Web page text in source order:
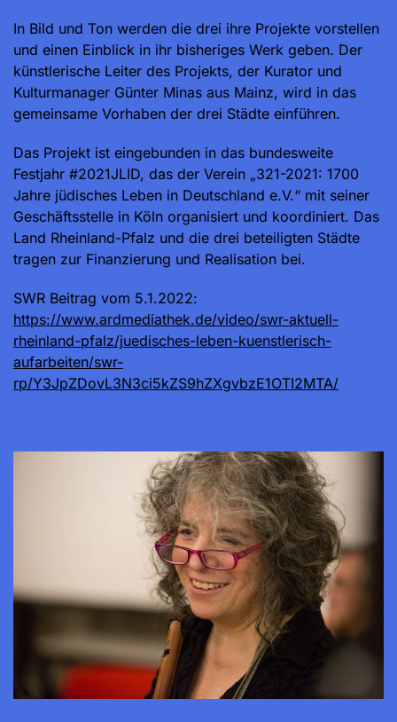
In Bild und Ton werden die drei ihre Projekte vorstellen
und einen Einblick in ihr bisheriges Werk geben. Der
künstlerische Leiter des Projekts, der Kurator und
Kulturmanager Günter Minas aus Mainz, wird in das
gemeinsame Vorhaben der drei Städte einführen.
Das Projekt ist eingebunden in das bundesweite
Festjahr #2021JLID, das der Verein „321-2021: 1700
Jahre jüdisches Leben in Deutschland e.V.“ mit seiner
Geschäftsstelle in Köln organisiert und koordiniert. Das
Land Rheinland-Pfalz und die drei beteiligten Städte
tragen zur Finanzierung und Realisation bei.
SWR Beitrag vom 5.1.2022:
https://www.ardmediathek.de/video/swr-aktuell-
rheinland-pfalz/juedisches-leben-kuenstlerisch-
aufarbeiten/swr-
rp/Y3JpZDovL3N3ci5kZS9hZXgvbzE1OTI2MTA/